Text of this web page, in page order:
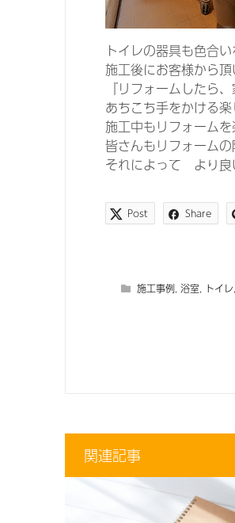
トイレの器具も色合
施工後にお客様から
『リフォームしたら
あちこち手をかける楽
施工中もリフォーム
皆さんもリフォーム
それによって より良
Post Share
施工事例, 浴室, トイレ,
関連記事